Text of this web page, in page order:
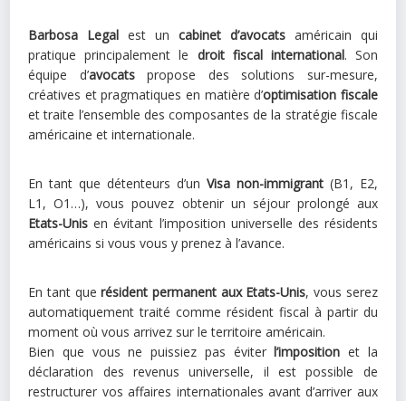
Barbosa Legal est un cabinet d’avocatsaméricain qui
pratique principalement le droit fiscal international. Son
équipe d’avocatspropose des solutions sur-mesure,
créatives et pragmatiques en matière d’optimisation fiscale
et traite l’ensemble des composantes de la stratégie fiscale
américaine et internationale.
En tant que détenteurs d’un Visa non-immigrant(B1, E2,
L1, O1…), vous pouvez obtenir un séjour prolongé aux
Etats-Unis en évitant l’imposition universelle des résidents
américains si vous vous y prenez à l’avance.
En tant querésident permanent aux Etats-Unis, vous serez
automatiquement traité comme résident fiscal à partir du
moment où vous arrivez sur le territoire américain.
Bien que vous ne puissiez pas éviterl’imposition et la
déclaration des revenus universelle, il est possible de
restructurer vos affaires internationales avant d’arriver aux